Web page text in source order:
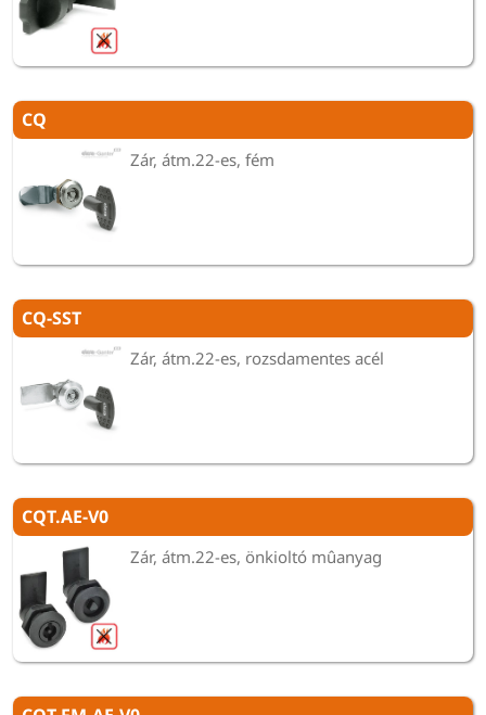
CQ
Zár, átm.22-es, fém
CQ-SST
Zár, átm.22-es, rozsdamentes acél
CQT.AE-V0
Zár, átm.22-es, önkioltó mûanyag